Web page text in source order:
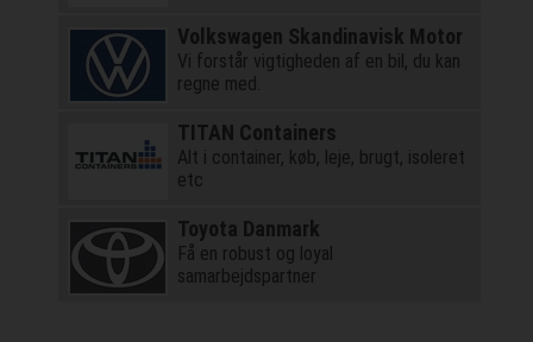
Volkswagen Skandinavisk Motor
Vi forstår vigtigheden af en bil, du kan
regne med.
TITAN Containers
Alt i container, køb, leje, brugt, isoleret
etc
Toyota Danmark
Få en robust og loyal
samarbejdspartner